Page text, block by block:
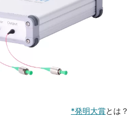
*発明大賞とは？